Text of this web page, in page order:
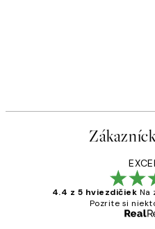
4.4 z 5 hviezdičiek Na
Pozrite si